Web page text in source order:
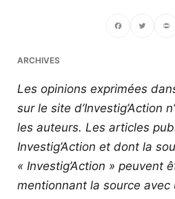
ARCHIVES
Les opinions exprimées
sur le site d’Investig’Action
les auteurs. Les articles
Investig’Action et dont la
« Investig’Action » peuvent
mentionnant la source